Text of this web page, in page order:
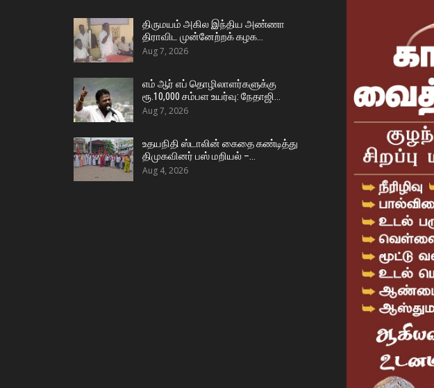
திருமயம் அகில இந்திய அண்ணா
திராவிட முன்னேற்றக் கழக…
Aug 7, 2026
எம் ஆர் எப் தொழிலாளர்களுக்கு
ரூ.10,000 சம்பள உயர்வு: நேதாஜி…
Aug 7, 2026
உதயநிதி ஸ்டாலின் கைதை கண்டித்து
திமுகவினர் பஸ் மறியல் –…
Aug 4, 2026